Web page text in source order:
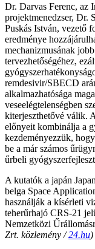
Dr. Darvas Ferenc, az
projektmenedzser, Dr.
Puskás István, vezető
eredménye
mechanizmusának
tervezhetőségéhez,
remdesivir/SBECD
alkalmazhatósága
veseelégtelenségben
kiterjeszthetővé válik.
előnyeit kombinálja a
kezdeményezzük,
be a már számos
űrbeli
A kutatók a japán
belga Space
használják a kísérleti
teherűrhajó CRS-21
Nemzetközi
Zrt. közlemény /24.hu)